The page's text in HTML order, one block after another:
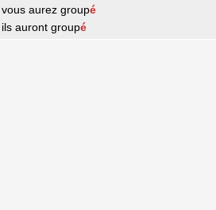
vous aurez groupé
ils auront groupé